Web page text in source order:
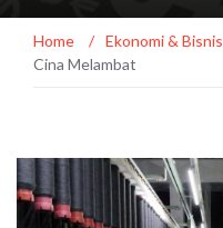
Home / Ekonomi & Bisnis
Cina Melambat